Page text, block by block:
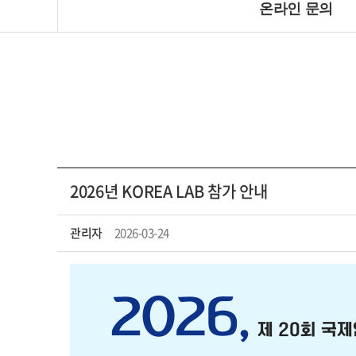
온라인 문의
2026년 KOREA LAB 참가 안내
관리자 2026-03-24